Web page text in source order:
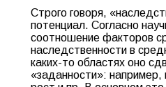
Строго говоря,
потенциал. Согласно
соотношение факторов
наследственности в
каких-то областях оно
«заданности»: например,